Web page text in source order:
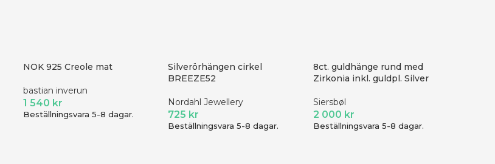
NOK 925 Creole mat
bastian inverun
1 540 kr
Beställningsvara 5-8 dagar.
Silverörhängen cirkel
BREEZE52
Nordahl Jewellery
725 kr
Beställningsvara 5-8 dagar.
8ct. guldhänge rund med
Zirkonia inkl. guldpl. Silver
Siersbøl
2 000 kr
Beställningsvara 5-8 dagar.